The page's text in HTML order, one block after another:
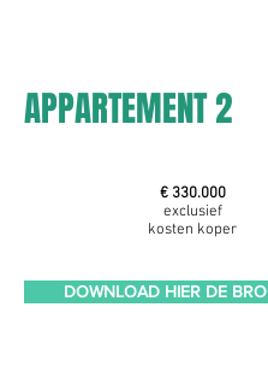
APPARTEMENT 2
€ 330.000
exclusief
kosten koper
DOWNLOAD HIER DE